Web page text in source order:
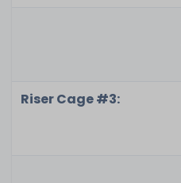
Riser Cage #3: